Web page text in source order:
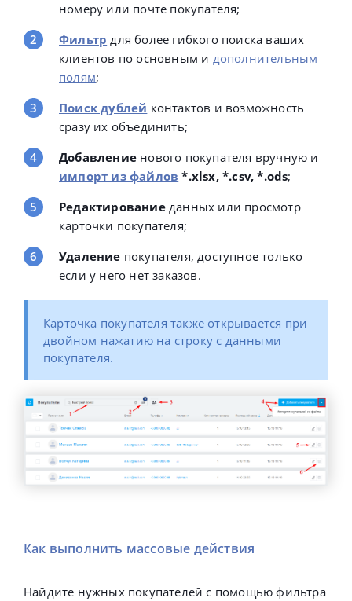
номеру или почте покупателя;
Фильтр для более гибкого поиска ваших
клиентов по основным и дополнительным
полям;
Поиск дублей контактов и возможность
сразу их объединить;
Добавление нового покупателя вручную и
импорт из файлов *.xlsx, *.csv, *.ods;
Редактирование данных или просмотр
карточки покупателя;
Удаление покупателя, доступное только
если у него нет заказов.
Карточка покупателя также открывается при
двойном нажатию на строку с данными
покупателя.
Как выполнить массовые действия
Найдите нужных покупателей с помощью фильтра